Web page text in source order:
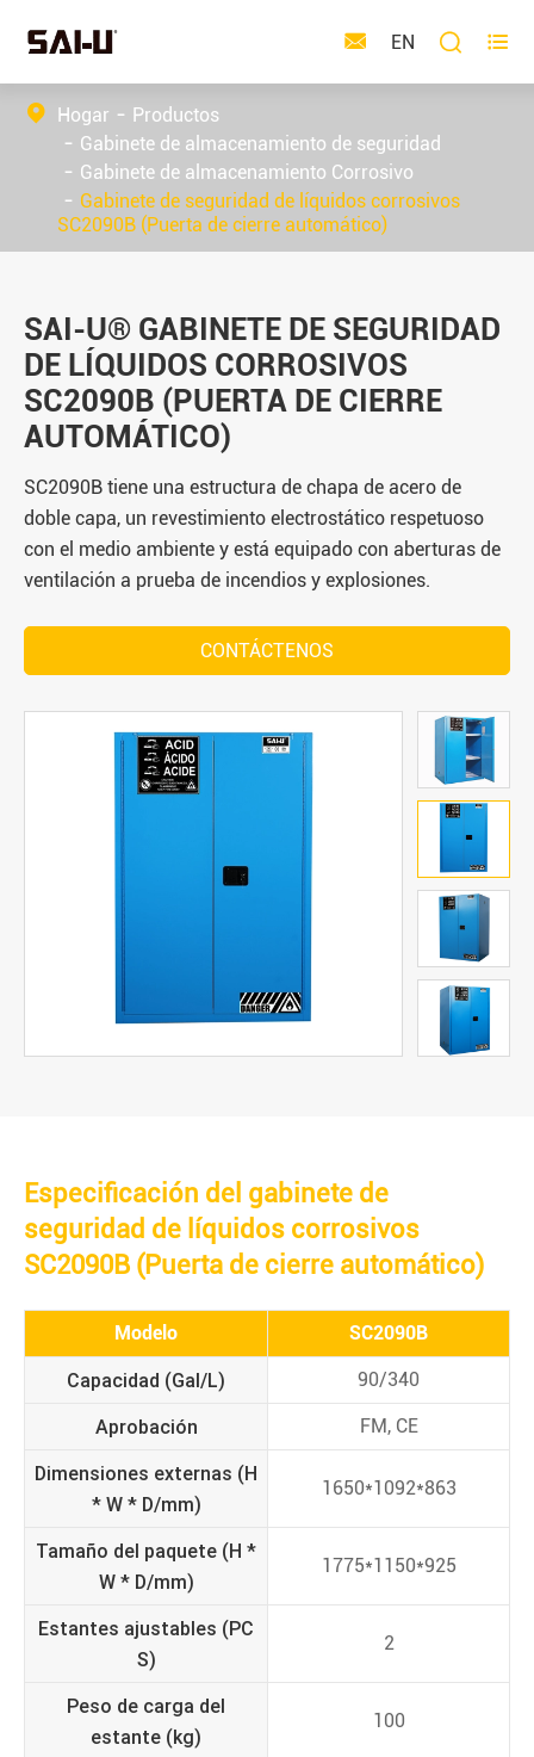
 EN  
Hogar
Productos
Gabinete de almacenamiento de seguridad
Gabinete de almacenamiento Corrosivo
Gabinete de seguridad de líquidos corrosivos
SC2090B (Puerta de cierre automático)
SAI-U® GABINETE DE SEGURIDAD
DE LÍQUIDOS CORROSIVOS
SC2090B (PUERTA DE CIERRE
AUTOMÁTICO)
SC2090B tiene una estructura de chapa de acero de
doble capa, un revestimiento electrostático respetuoso
con el medio ambiente y está equipado con aberturas de
ventilación a prueba de incendios y explosiones.
CONTÁCTENOS
Especificación del gabinete de
seguridad de líquidos corrosivos
SC2090B (Puerta de cierre automático)
Modelo SC2090B
Capacidad (Gal/L) 90/340
Aprobación FM, CE
Dimensiones externas (H
* W * D/mm)
1650*1092*863
Tamaño del paquete (H *
W * D/mm)
1775*1150*925
Estantes ajustables (PC
S)
2
Peso de carga del
estante (kg)
100